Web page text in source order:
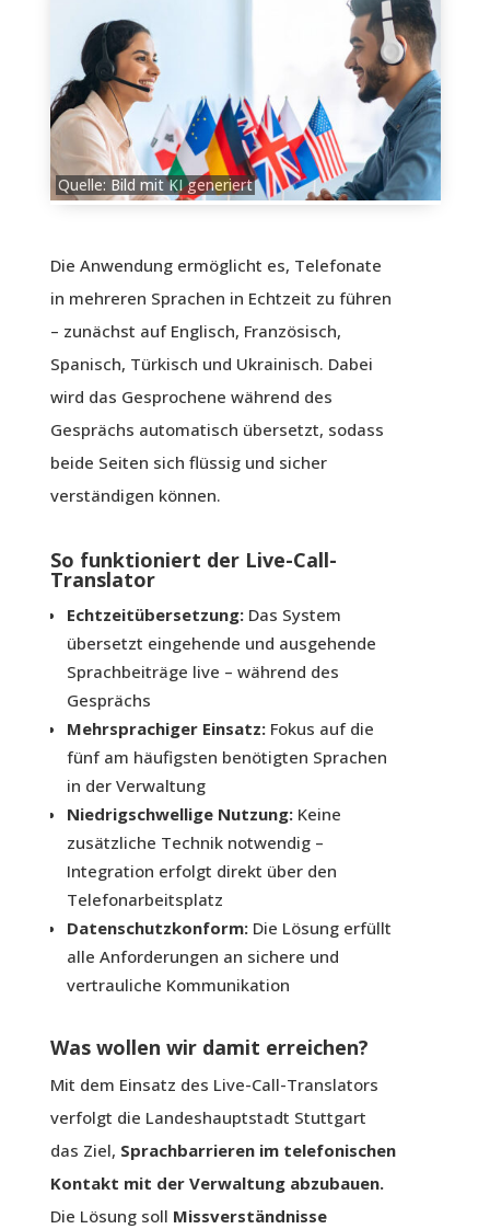
Quelle: Bild mit KI generiert
Die Anwendung ermöglicht es, Telefonate
in mehreren Sprachen in Echtzeit zu führen
– zunächst auf Englisch, Französisch,
Spanisch, Türkisch und Ukrainisch. Dabei
wird das Gesprochene während des
Gesprächs automatisch übersetzt, sodass
beide Seiten sich flüssig und sicher
verständigen können.
So funktioniert der Live-Call-
Translator
Echtzeitübersetzung:Das System
übersetzt eingehende und ausgehende
Sprachbeiträge live – während des
Gesprächs
Mehrsprachiger Einsatz:Fokus auf die
fünf am häufigsten benötigten Sprachen
in der Verwaltung
Niedrigschwellige Nutzung:Keine
zusätzliche Technik notwendig –
Integration erfolgt direkt über den
Telefonarbeitsplatz
Datenschutzkonform:Die Lösung erfüllt
alle Anforderungen an sichere und
vertrauliche Kommunikation
Was wollen wir damit erreichen?
Mit dem Einsatz des Live-Call-Translators
verfolgt die Landeshauptstadt Stuttgart
das Ziel, Sprachbarrieren im telefonischen
Kontakt mit der Verwaltung abzubauen.
Die Lösung soll Missverständnisse